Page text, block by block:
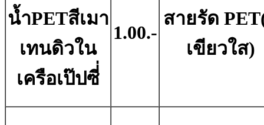
น้ำPETสีเมา
เทนดิวใน
เครือเป๊ปซี่่
1.00.-
สายรัด
เขียวใส)